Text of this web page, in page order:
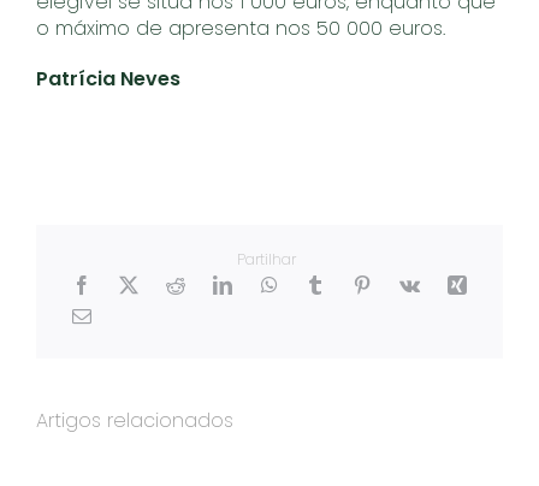
o máximo de apresenta nos 50 000 euros.
Patrícia Neves
Partilhar
Artigos relacionados